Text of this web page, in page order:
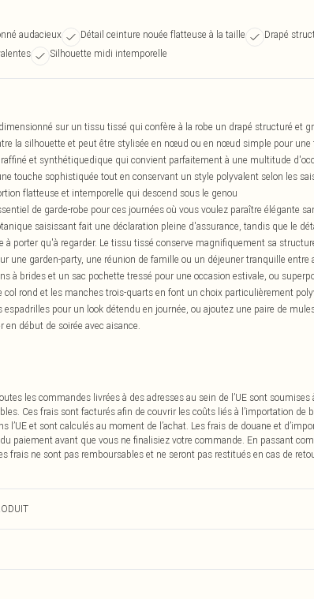
audacieux Détail ceinture nouée flatteuse à la taille
Drapé
Silhouette midi intemporelle
sur un tissu tissé qui confère à la robe un drapé structuré et
la silhouette et peut être stylisée en nœud ou en nœud simple pour une
et synthétiquedique qui convient parfaitement à une multitude
touche sophistiquée tout en conservant un style polyvalent selon les
flatteuse et intemporelle qui descend sous le genou
de garde-robe pour ces journées où vous voulez paraître élégante
saisissant fait une déclaration pleine d'assurance, tandis que le
à porter qu'à regarder. Le tissu tissé conserve magnifiquement sa
une garden-party, une réunion de famille ou un déjeuner tranquille entre
à brides et un sac pochette tressé pour une occasion estivale, ou
col rond et les manches trois-quarts en font un choix particulièrement
espadrilles pour un look détendu en journée, ou ajoutez une paire de
début de soirée avec aisance.
les commandes livrées à des adresses au sein de l’UE sont soumises
Ces frais sont facturés afin de couvrir les coûts liés à l’importation de
l’UE et sont calculés au moment de l’achat. Les frais de douane et
paiement avant que vous ne finalisiez votre commande. En passant
frais ne sont pas remboursables et ne seront pas restitués en cas de
sécher en machine, remettre en forme tant que humide, sécher à plat,
pas nettoyer à sec Le mannequin porte : Taille 10